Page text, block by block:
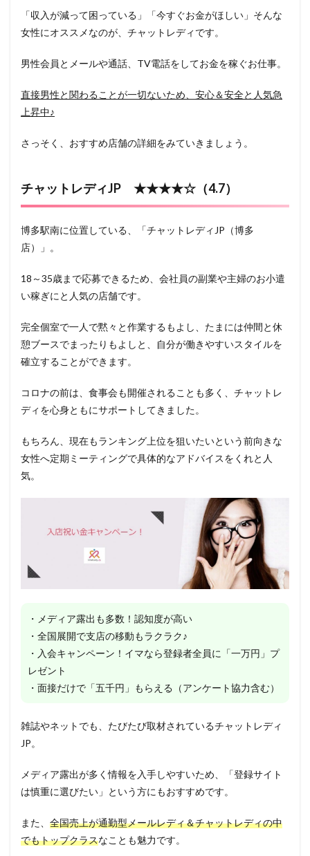
「収入が減って困っている」「今すぐお金がほしい」そんな
女性にオススメなのが、チャットレディです。
男性会員とメールや通話、TV電話をしてお金を稼ぐお仕事。
直接男性と関わることが一切ないため、安心＆安全と人気急
上昇中♪
さっそく、おすすめ店舗の詳細をみていきましょう。
チャットレディJP ★★★★☆（4.7）
博多駅南に位置している、「チャットレディJP（博多
店）」。
18～35歳まで応募できるため、会社員の副業や主婦のお小遣
い稼ぎにと人気の店舗です。
完全個室で一人で黙々と作業するもよし、たまには仲間と休
憩ブースでまったりもよしと、自分が働きやすいスタイルを
確立することができます。
コロナの前は、食事会も開催されることも多く、チャットレ
ディを心身ともにサポートしてきました。
もちろん、現在もランキング上位を狙いたいという前向きな
女性へ定期ミーティングで具体的なアドバイスをくれと人
気。
・メディア露出も多数！認知度が高い
・全国展開で支店の移動もラクラク♪
・入会キャンペーン！イマなら登録者全員に「一万円」プ
レゼント
・面接だけで「五千円」もらえる（アンケート協力含む）
雑誌やネットでも、たびたび取材されているチャットレディ
JP。
メディア露出が多く情報を入手しやすいため、「登録サイト
は慎重に選びたい」という方にもおすすめです。
また、 全国売上が通勤型メールレディ＆チャットレディの中
でもトップクラスなことも魅力です。